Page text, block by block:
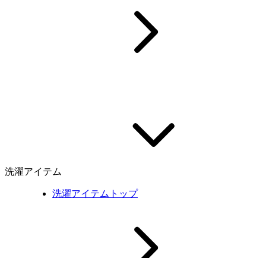
洗濯アイテム
洗濯アイテムトップ